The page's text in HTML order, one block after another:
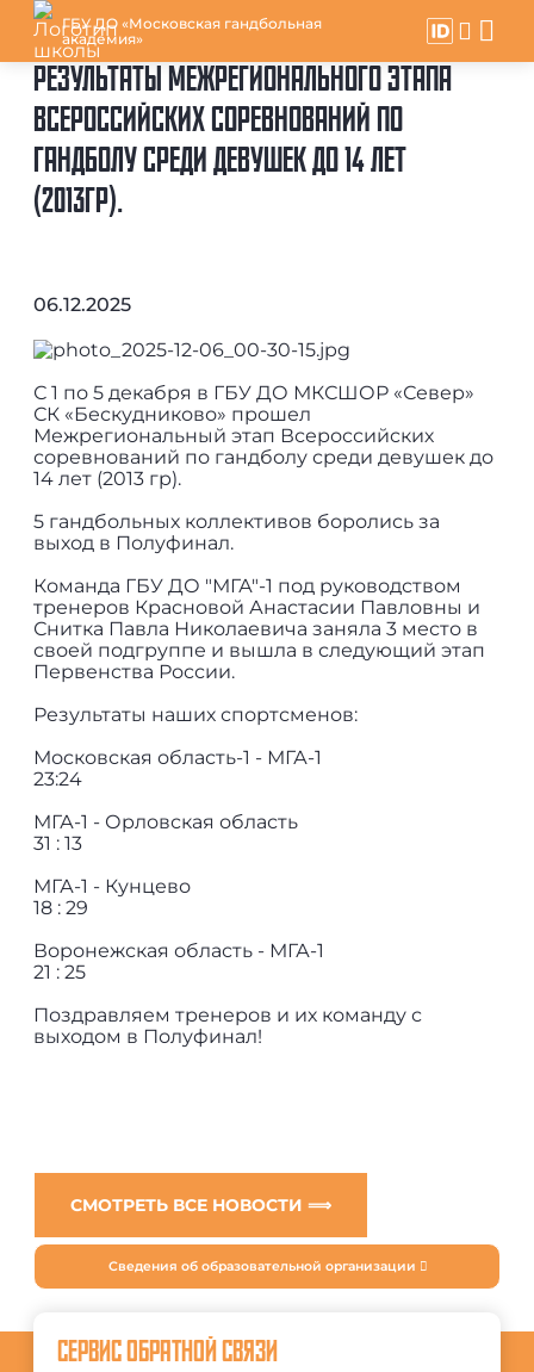
ГБУ ДО «Московская гандбольная
академия»
РЕЗУЛЬТАТЫ МЕЖРЕГИОНАЛЬНОГО ЭТАПА
ВСЕРОССИЙСКИХ СОРЕВНОВАНИЙ ПО
ГАНДБОЛУ СРЕДИ ДЕВУШЕК ДО 14 ЛЕТ
(2013ГР).
06.12.2025
С 1 по 5 декабря в ГБУ ДО МКСШОР «Север»
СК «Бескудниково» прошел
Межрегиональный этап Всероссийских
соревнований по гандболу среди девушек до
14 лет (2013 гр).
5 гандбольных коллективов боролись за
выход в Полуфинал.
Команда ГБУ ДО "МГА"-1 под руководством
тренеров Красновой Анастасии Павловны и
Снитка Павла Николаевича заняла 3 место в
своей подгруппе и вышла в следующий этап
Первенства России.
Результаты наших спортсменов:
Московская область-1 - МГА-1
23:24
МГА-1 - Орловская область
31 : 13
МГА-1 - Кунцево
18 : 29
Воронежская область - МГА-1
21 : 25
Поздравляем тренеров и их команду с
выходом в Полуфинал!
СМОТРЕТЬ ВСЕ НОВОСТИ ⟹
Сведения об образовательной организации
СЕРВИС ОБРАТНОЙ СВЯЗИ